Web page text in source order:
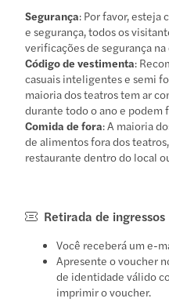
Segurança: Por favor, esteja
e segurança, todos os
verificações de segurança
Código de vestimenta:
casuais inteligentes e semi
maioria dos teatros tem ar
durante todo o ano e podem
Comida de fora: A maioria
de alimentos fora dos
restaurante dentro do local
Retirada de ingressos
Você receberá um e-
Apresente o voucher
de identidade válido
imprimir o voucher.